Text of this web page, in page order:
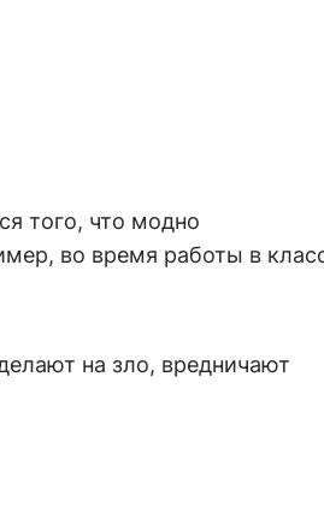
того, что модно
во время работы в
на зло, вредничают